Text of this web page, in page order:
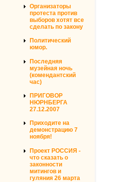
Организаторы
протеста против
выборов хотят все
сделать по закону
Политический
юмор.
Последняя
музейная ночь
(комендантский
час)
ПРИГОВОР
НЮРНБЕРГА
27.12.2007
Приходите на
демонстрацию 7
ноября!
Проект РОССИЯ -
что сказать о
законности
митингов и
гуляния 26 марта